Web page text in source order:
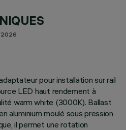
2026
pour installation sur rail
LED haut rendement à
warm white (3000K). Ballast
aluminium moulé sous pression
il permet une rotation